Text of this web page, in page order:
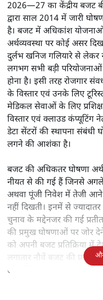
2026—27 का केंद्रीय बजट
द्वारा साल 2014 में जारी
है। बजट में अधिकांश
अर्थव्यवस्था पर कोई असर
दुर्लभ खनिज गलियारे से
लगभग सभी बड़ी
होना है। इसी तरह रोजगार
के विस्तार एवं उनके लिए
मेडिकल सेवाओं के लिए
विस्तार एवं क्लाउड कंप्यूटिंग
डेटा सेंटरों की स्थापना
लगने की आशंका है।
बजट की अधिकतर घोषणा
नीयत से की गई हैं जिनसे अगले
अथवा पूंजी निवेश में तेजी आने
नहीं दिखती। इनमें से
चुनाव के मद्देनजर की गई
की प्रमुख घोषणाओं पर जोर देने
को अपनी बजट प्रतिक्रिया में
लगातार नौवें बजट की
उपलब्धि बताने पर मजबूर होना